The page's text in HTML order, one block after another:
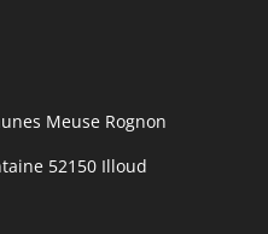
Meuse Rognon
52150 Illoud